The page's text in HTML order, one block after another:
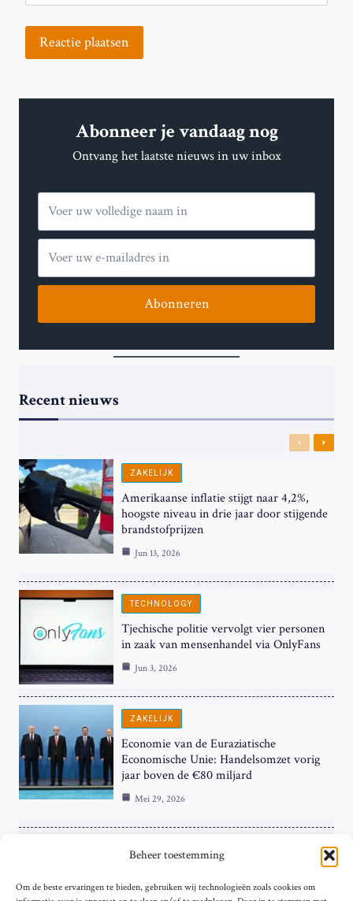
Beheer toestemming
Om de beste ervaringen te bieden, gebruiken wij technologieën zoals cookies om
Abonneer je vandaag nog
Ontvang het laatste nieuws in uw inbox
Abonneren
Recent nieuws
Previous
Next
ZAKELIJK
Amerikaanse inflatie stijgt naar 4,2%,
hoogste niveau in drie jaar door stijgende
brandstofprijzen
Jun 13, 2026
TECHNOLOGY
Tjechische politie vervolgt vier personen
in zaak van mensenhandel via OnlyFans
Jun 3, 2026
ZAKELIJK
Economie van de Euraziatische
Economische Unie: Handelsomzet vorig
jaar boven de €80 miljard
Mei 29, 2026
ZAKELIJK
Hardnekkige Inflatie bij de ‘Grote Vier’